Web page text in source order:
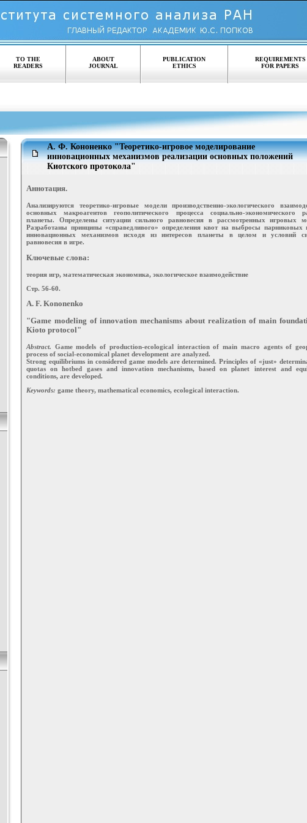
TO THE
READERS
ABOUT
JOURNAL
PUBLICATION
ETHICS
REQUIREMENTS
FOR PAPERS
А. Ф. Кононенко "Теоретико-игровое моделирование
инновационных механизмов реализации основных положений
Киотского протокола"
Аннотация.
Анализируются теоретико-игровые модели производственно-экологического
основных макроагентов геополитического процесса социально-экономического
планеты. Определены ситуации сильного равновесия в рассмотренных игровых
Разработаны принципы «справедливого» определения квот на выбросы парниковых
инновационных механизмов исходя из интересов планеты в целом и условий
равновесия в игре.
Ключевые слова:
теория игр, математическая экономика, экологическое взаимодействие
Стр. 56-60.
A. F. Kononenko
"Game modeling of innovation mechanisms about realization of main
Kioto protocol"
Abstract. Game models of production-ecological interaction of main macro agents of
process of social-economical planet development are analyzed.
Strong equilibriums in considered game models are determined. Principles of «just»
quotas on hotbed gases and innovation mechanisms, based on planet interest and
conditions, are developed.
Keywords: game theory, mathematical economics, ecological interaction.